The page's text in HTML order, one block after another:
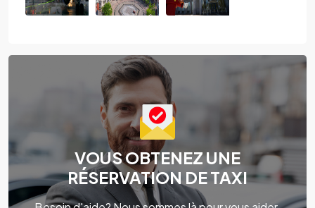
VOUS OBTENEZ UNE
RÉSERVATION DE TAXI